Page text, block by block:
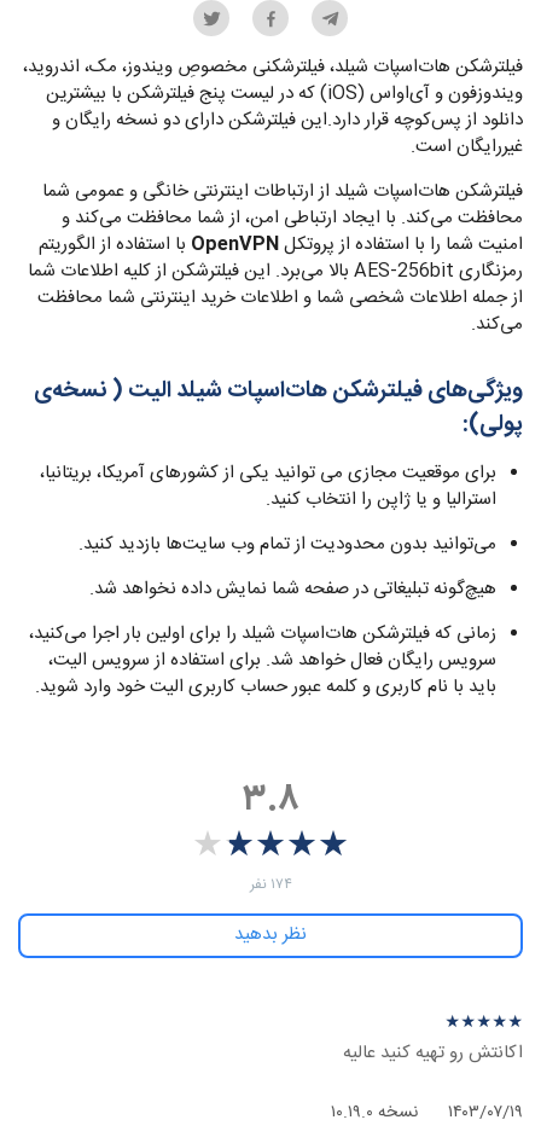
فیلترشکن هات‌اسپات شیلد، فیلترشکنی مخصوصِ ویندوز، مک، اندروید،
ویندوزفون و آی‌او‌اس (iOS) که در لیست پنج فیلترشکن با بیشترین
دانلود از پس‌کوچه قرار دارد.این فیلترشکن دارای دو نسخه رایگان و
غیررایگان است.
فیلترشکن هات‌اسپات شیلد از ارتباطات اینترنتی خانگی و عمومی شما
محافظت می‌کند. با ایجاد ارتباطی امن، از شما محافظت می‌کند و
امنیت شما را با استفاده از پروتکلOpenVPN با استفاده از الگوریتم
رمزنگاری AES-256bit بالا می‌برد. این فیلترشکن از کلیه اطلاعات شما
از جمله اطلاعات شخصی شما و اطلاعات خرید اینترنتی شما محافظت
می‌کند.
ویژگی‌های فیلترشکن هات‌اسپات شیلد الیت ( نسخه‌ی
پولی):
برای موقعیت مجازی می توانید یکی از کشورهای آمریکا، بریتانیا،
استرالیا و یا ژاپن را انتخاب کنید.
می‌توانید بدون محدودیت از تمام وب سایت‌ها بازدید کنید.
هیچ‌گونه تبلیغاتی در صفحه شما نمایش داده نخواهد شد.
زمانی که فیلترشکن هات‌اسپات شیلد را برای اولین بار اجرا می‌کنید،
سرویس رایگان فعال خواهد شد. برای استفاده از سرویس الیت،
باید با نام کاربری و کلمه عبور حساب کاربری الیت خود وارد شوید.
۳.۸
★★★★★
★
★
★
★
★
‫۱۷۴ نفر
نظر بدهید
نظر درباره ‫Hotspot Shield Elite - اندروید★★★★★
★
★
★
★
★
اکانتش رو تهیه کنید عالیه
۱۴۰۳/۰۷/۱۹ نسخه ۱۰.۱۹.۰